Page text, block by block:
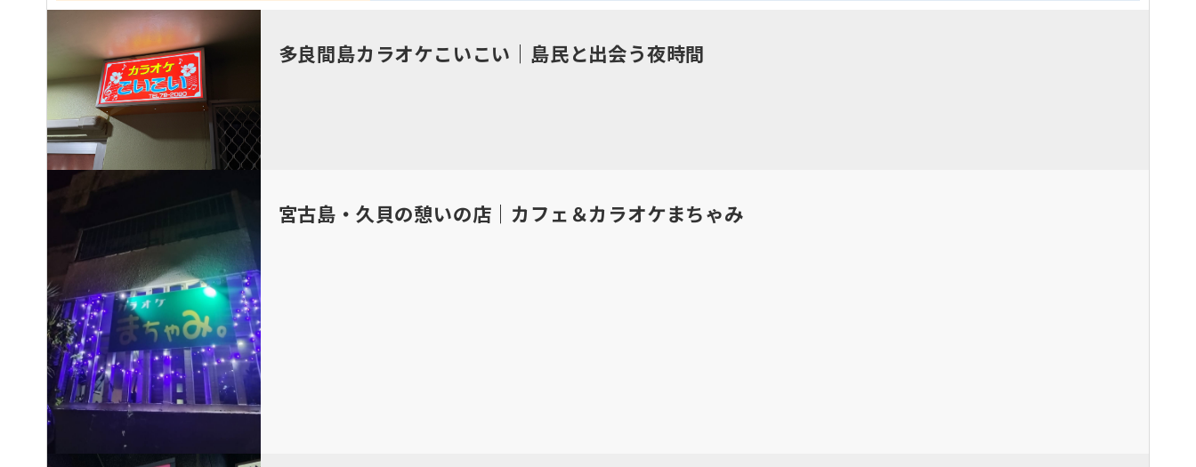
多良間島カラオケこいこい｜島民と出会う夜時間
宮古島・久貝の憩いの店｜カフェ＆カラオケまちゃみ